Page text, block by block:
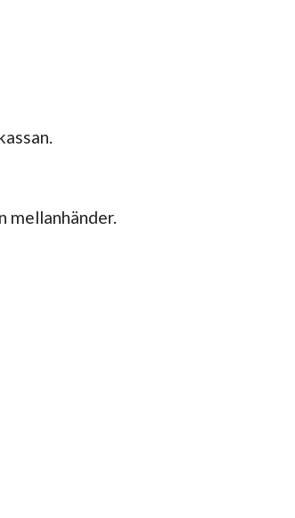
mellanhänder.